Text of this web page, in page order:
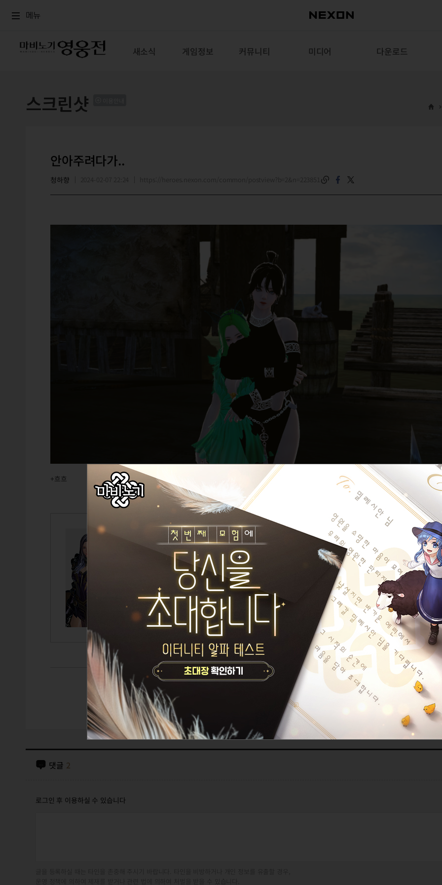
메뉴
새소식 게임정보 커뮤니티 미디어 다운로드
스크린샷
안아주려다가..
청하향
+흐흐
청하향
Lv.105라티야
설정된 오늘의 한마디가 없습니다.
TITLE
설정된 타이틀이 없습니다.
GUILD
설정된 길드가 없습니다.
CAIRDE
게
댓글 2
로그인 후 이용하실 수 있습니다